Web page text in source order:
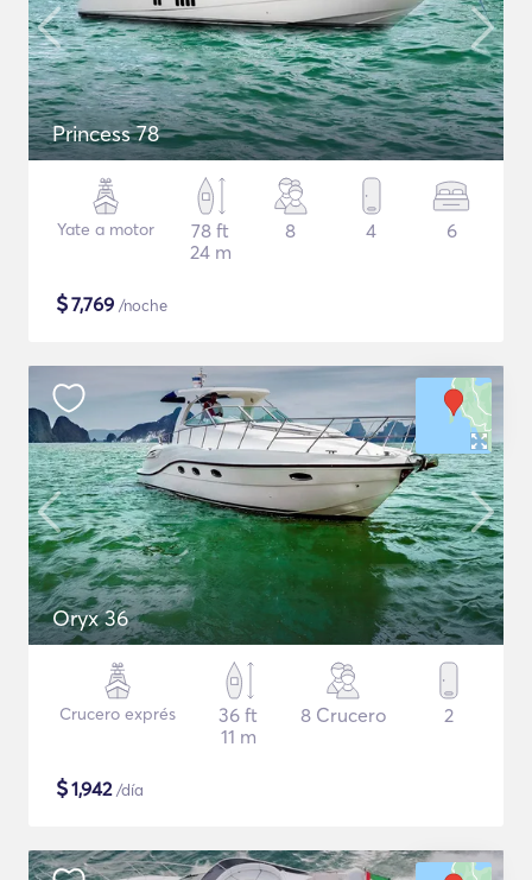
Princess 78
Yate a motor
78 ft
24 m
8 4 6
$7,769 /noche
Oryx 36
Crucero exprés
36 ft
11 m
8 Crucero 2
$1,942/día